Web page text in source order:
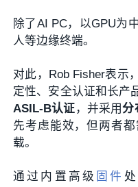
除了AI PC，以GPU为
人等边缘终端。
对此，Rob Fisher表示
定性、安全认证和长产
ASIL-B认证 ，并采用分
先考虑能效，但两者
载。
通过内置高级 固件